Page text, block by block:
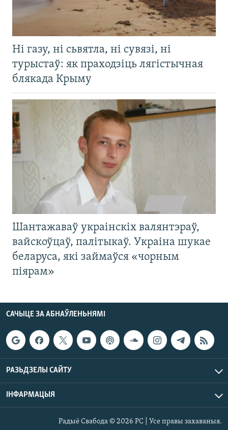
Ні газу, ні сьвятла, ні сувязі, ні
турыстаў: як праходзіць лягістычная
блякада Крыму
Шантажаваў украінскіх валянтэраў,
вайскоўцаў, палітыкаў. Украіна шукае
беларуса, які займаўся «чорным
піярам»
САЧЫЦЕ ЗА АБНАЎЛЕНЬНЯМІ
РАЗЬДЗЕЛЫ САЙТУ
ІНФАРМАЦЫЯ
Радыё Свабода © 2026 РС | Усе правы захаваныя.